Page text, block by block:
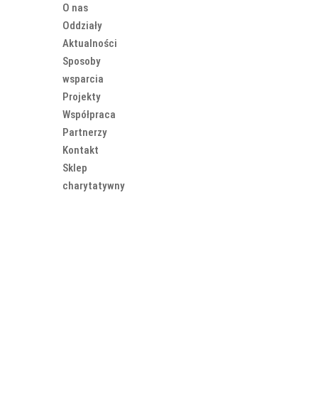
O nas
Oddziały
Aktualności
Sposoby
wsparcia
Projekty
Współpraca
Partnerzy
Kontakt
Sklep
charytatywny